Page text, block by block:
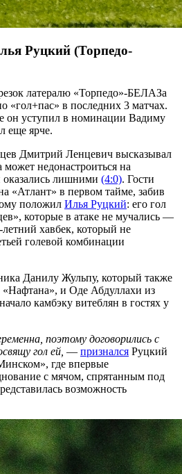
Руцкий (Торпедо-
латералю «Торпедо»-БЕЛАЗа
«гол+пас» в последних 3 матчах.
он уступил в номинации Вадиму
еще ярче.
Дмитрий Ленцевич высказывал
может недонастроиться на
оказались лишними (4:0). Гости
«Атлант» в первом тайме, забив
положил Илья Руцкий: его гол
которые в атаке не мучались —
хавбек, который не
голевой комбинации
Данилу Жульпу, который также
«Нафтана», и Оде Абдуллахи из
камбэку витеблян в гостях у
поэтому договорились с
гол ей, — признался Руцкий
где впервые
с мячом, спрятанным под
возможность